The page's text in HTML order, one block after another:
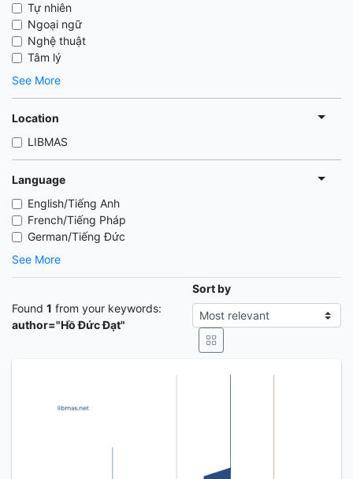
Tự nhiên
Ngoại ngữ
Nghệ thuật
Tâm lý
See More
Location
LIBMAS
Language
English/Tiếng Anh
French/Tiếng Pháp
German/Tiếng Đức
See More
Found 1 from your keywords:
author="Hồ Đức Đạt"
Sort by